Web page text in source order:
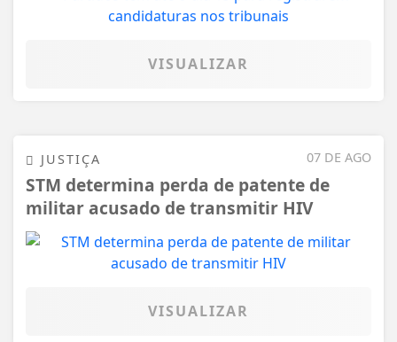
VISUALIZAR
07 DE AGO
JUSTIÇA
STM determina perda de patente de
militar acusado de transmitir HIV
VISUALIZAR